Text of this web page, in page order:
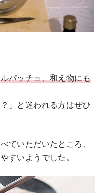
パッチョ、和え物にも
」と迷われる方はぜひ
ていただいたところ、
すいようでした。